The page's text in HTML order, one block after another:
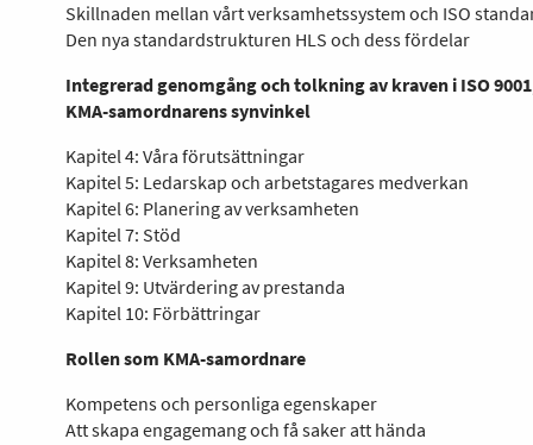
Skillnaden mellan vårt verksamhetssystem och ISO
Den nya standardstrukturen HLS och dess fördelar
Integrerad genomgång och tolkning av kraven i ISO
KMA-samordnarens synvinkel
Kapitel 4: Våra förutsättningar
Kapitel 5: Ledarskap och arbetstagares medverkan
Kapitel 6: Planering av verksamheten
Kapitel 7: Stöd
Kapitel 8: Verksamheten
Kapitel 9: Utvärdering av prestanda
Kapitel 10: Förbättringar
Rollen som KMA-samordnare
Kompetens och personliga egenskaper
Att skapa engagemang och få saker att hända